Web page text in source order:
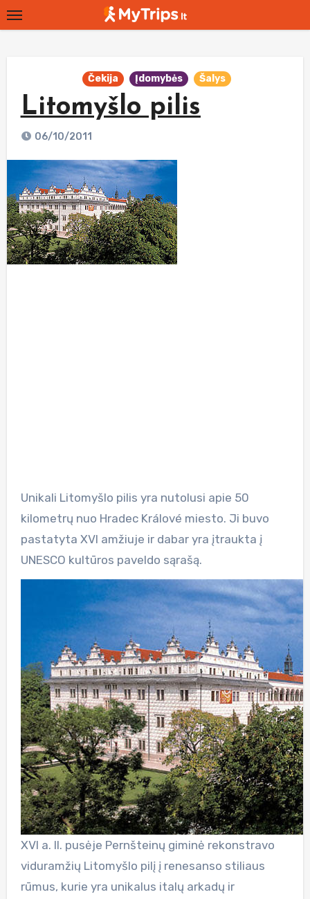
Skip
to
Čekija Įdomybės Šalys
Litomyšlo pilis
06/10/2011
Unikali Litomyšlo pilis yra nutolusi apie 50
kilometrų nuo Hradec Králové miesto. Ji buvo
pastatyta XVI amžiuje ir dabar yra įtraukta į
UNESCO kultūros paveldo sąrašą.
XVI a. II. pusėje Pernšteinų giminė rekonstravo
viduramžių Litomyšlo pilį į renesanso stiliaus
rūmus, kurie yra unikalus italų arkadų ir